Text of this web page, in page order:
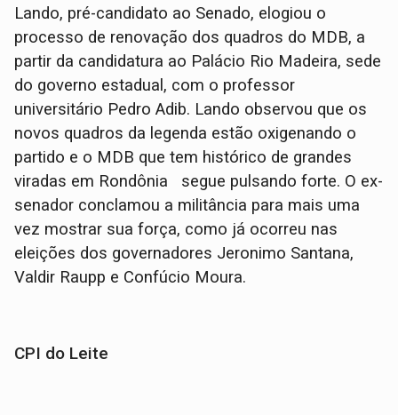
Lando, pré-candidato ao Senado, elogiou o
processo de renovação dos quadros do MDB, a
partir da candidatura ao Palácio Rio Madeira, sede
do governo estadual, com o professor
universitário Pedro Adib. Lando observou que os
novos quadros da legenda estão oxigenando o
partido e o MDB que tem histórico de grandes
viradas em Rondônia segue pulsando forte. O ex-
senador conclamou a militância para mais uma
vez mostrar sua força, como já ocorreu nas
eleições dos governadores Jeronimo Santana,
Valdir Raupp e Confúcio Moura.
CPI do Leite